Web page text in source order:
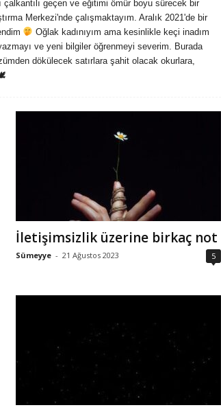
geçen ve eğitimi ömür boyu sürecek bir
Merkezi'nde çalışmaktayım. Aralık 2021'de bir
Oğlak kadınıyım ama kesinlikle keçi inadım
ve yeni bilgiler öğrenmeyi severim. Burada
dökülecek satırlara şahit olacak okurlara,
İletişimsizlik üzerine birkaç not
Sümeyye - 21 Ağustos 2023 5